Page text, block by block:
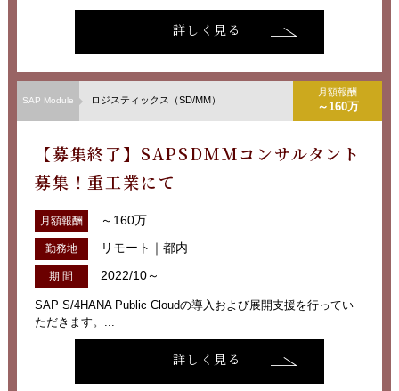
詳しく見る
SAP Module ロジスティックス（SD/MM）
月額報酬
～160万
【募集終了】SAPSDMMコンサルタント
募集！重工業にて
月額報酬 ～160万
勤務地 リモート｜都内
期 間 2022/10～
SAP S/4HANA Public Cloudの導入および展開支援を行ってい
ただきます。...
詳しく見る